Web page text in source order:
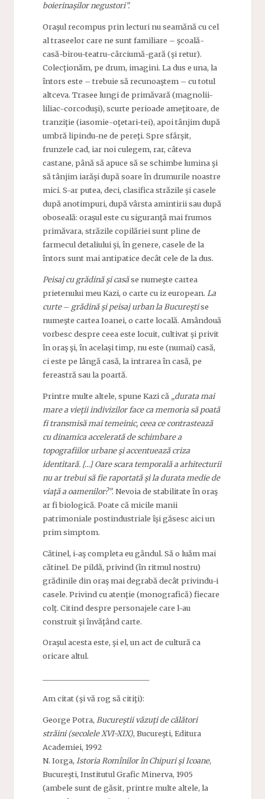
boierinaşilor negustori”.
Oraşul recompus prin lecturi nu seamănă cu cel
al traseelor care ne sunt familiare – şcoală-
casă-birou-teatru-cârciumă-gară (şi retur).
Colecţionăm, pe drum, imagini. La dus e una, la
întors este – trebuie să recunoaştem – cu totul
altceva. Trasee lungi de primăvară (magnolii-
liliac-corcoduşi), scurte perioade ameţitoare, de
tranziţie (iasomie-oţetari-tei), apoi tânjim după
umbră lipindu-ne de pereţi. Spre sfârşit,
frunzele cad, iar noi culegem, rar, câteva
castane, până să apuce să se schimbe lumina şi
să tânjim iarăşi după soare în drumurile noastre
mici. S-ar putea, deci, clasifica străzile şi casele
după anotimpuri, după vârsta amintirii sau după
oboseală: oraşul este cu siguranţă mai frumos
primăvara, străzile copilăriei sunt pline de
farmecul detaliului şi, în genere, casele de la
întors sunt mai antipatice decât cele de la dus.
Peisaj cu grădină şi casăse numeşte cartea
prietenului meu Kazi, o carte cu iz european. La
curte– grădină şi peisaj urban la Bucureştise
numeşte cartea Ioanei, o carte locală. Amândouă
vorbesc despre ceea este locuit, cultivat şi privit
în oraş şi, în acelaşi timp, nu este (numai) casă,
ci este pe lângă casă, la intrarea în casă, pe
fereastră sau la poartă.
Printre multe altele, spune Kazi că „durata mai
mare a vieţii indivizilor face ca memoria să poată
fi transmisă mai temeinic, ceea ce contrastează
cu dinamica accelerată de schimbare a
topografiilor urbane şi accentuează criza
identitară. […] Oare scara temporală a arhitecturii
nu ar trebui să fie raportată şi la durata medie de
viaţă a oamenilor?”. Nevoia de stabilitate în oraş
ar fi biologică. Poate că micile manii
patrimoniale postindustriale îşi găsesc aici un
prim simptom.
Cătinel, i-aş completa eu gândul. Să o luăm mai
cătinel. De pildă, privind (în ritmul nostru)
grădinile din oraş mai degrabă decât privindu-i
casele. Privind cu atenţie (monografică) fiecare
colţ. Citind despre personajele care l-au
construit şi învăţând carte.
Oraşul acesta este, şi el, un act de cultură ca
oricare altul.
Am citat (şi vă rog să citiţi):
George Potra, Bucureştii văzuţi de călători
străini (secolele XVI-XIX), Bucureşti, Editura
Academiei, 1992
N. Iorga, Istoria Romînilor în Chipuri şi Icoane,
Bucureşti, Institutul Grafic Minerva, 1905
(ambele sunt de găsit, printre multe altele, la